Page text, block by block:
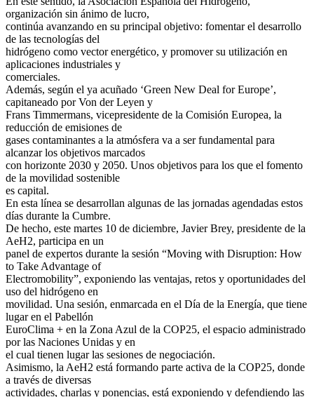
organización sin ánimo de lucro,
continúa avanzando en su principal objetivo: fomentar el desarrollo
de las tecnologías del
hidrógeno como vector energético, y promover su utilización en
aplicaciones industriales y
comerciales.
Además, según el ya acuñado ‘Green New Deal for Europe’,
capitaneado por Von der Leyen y
Frans Timmermans, vicepresidente de la Comisión Europea, la
reducción de emisiones de
gases contaminantes a la atmósfera va a ser fundamental para
alcanzar los objetivos marcados
con horizonte 2030 y 2050. Unos objetivos para los que el fomento
de la movilidad sostenible
es capital.
En esta línea se desarrollan algunas de las jornadas agendadas estos
días durante la Cumbre.
De hecho, este martes 10 de diciembre, Javier Brey, presidente de la
AeH2, participa en un
panel de expertos durante la sesión “Moving with Disruption: How
to Take Advantage of
Electromobility”, exponiendo las ventajas, retos y oportunidades del
uso del hidrógeno en
movilidad. Una sesión, enmarcada en el Día de la Energía, que tiene
lugar en el Pabellón
EuroClima + en la Zona Azul de la COP25, el espacio administrado
por las Naciones Unidas y en
el cual tienen lugar las sesiones de negociación.
Asimismo, la AeH2 está formando parte activa de la COP25, donde
a través de diversas
actividades, charlas y ponencias, está exponiendo y defendiendo las